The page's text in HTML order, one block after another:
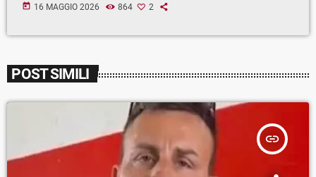
today 16 MAGGIO 2026 864 2
POST SIMILI
insert_link